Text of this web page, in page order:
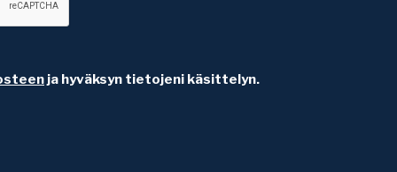
ja hyväksyn tietojeni käsittelyn.